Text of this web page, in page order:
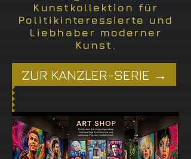
Kunstkollektion für
Politikinteressierte und
Liebhaber moderner
Kunst.
ZUR KANZLER-SERIE →